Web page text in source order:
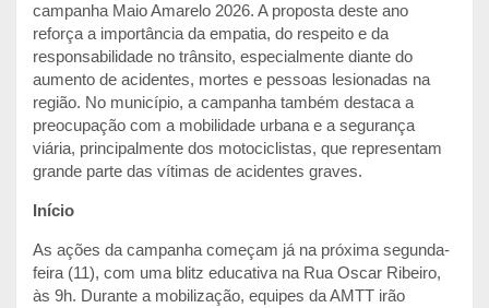
campanha Maio Amarelo 2026. A proposta deste ano
reforça a importância da empatia, do respeito e da
responsabilidade no trânsito, especialmente diante do
aumento de acidentes, mortes e pessoas lesionadas na
região. No município, a campanha também destaca a
preocupação com a mobilidade urbana e a segurança
viária, principalmente dos motociclistas, que representam
grande parte das vítimas de acidentes graves.
Início
As ações da campanha começam já na próxima segunda-
feira (11), com uma blitz educativa na Rua Oscar Ribeiro,
às 9h. Durante a mobilização, equipes da AMTT irão